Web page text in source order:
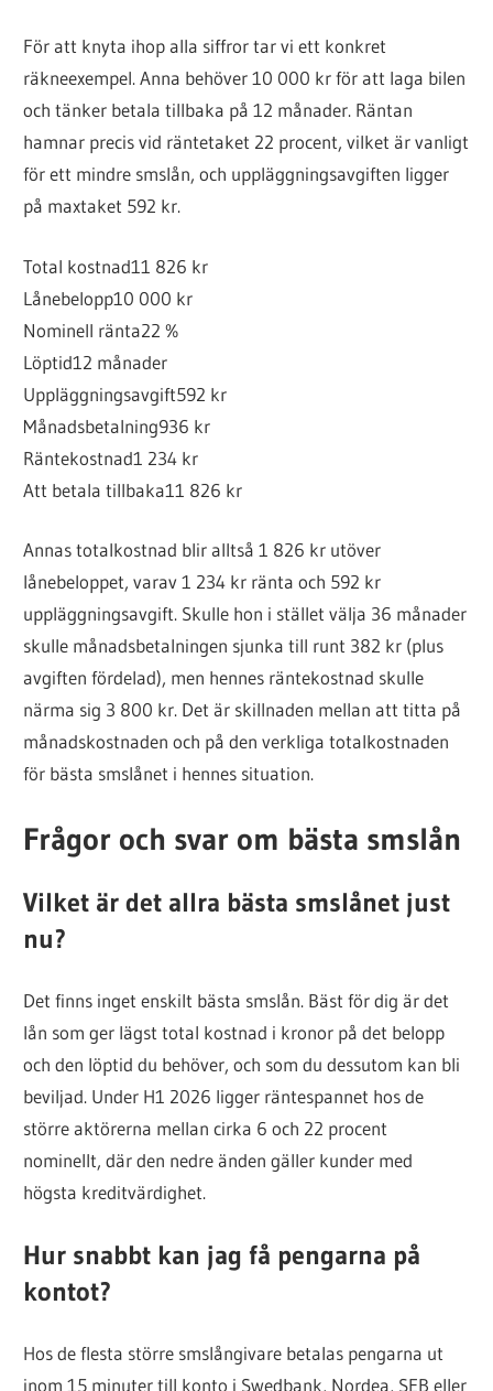
För att knyta ihop alla siffror tar vi ett konkret
räkneexempel. Anna behöver 10 000 kr för att laga bilen
och tänker betala tillbaka på 12 månader. Räntan
hamnar precis vid räntetaket 22 procent, vilket är vanligt
för ett mindre smslån, och uppläggningsavgiften ligger
på maxtaket 592 kr.
Total kostnad11 826 kr
Lånebelopp10 000 kr
Nominell ränta22 %
Löptid12 månader
Uppläggningsavgift592 kr
Månadsbetalning936 kr
Räntekostnad1 234 kr
Att betala tillbaka11 826 kr
Annas totalkostnad blir alltså 1 826 kr utöver
lånebeloppet, varav 1 234 kr ränta och 592 kr
uppläggningsavgift. Skulle hon i stället välja 36 månader
skulle månadsbetalningen sjunka till runt 382 kr (plus
avgiften fördelad), men hennes räntekostnad skulle
närma sig 3 800 kr. Det är skillnaden mellan att titta på
månadskostnaden och på den verkliga totalkostnaden
för bästa smslånet i hennes situation.
Frågor och svar om bästa smslån
Vilket är det allra bästa smslånet just
nu?
Det finns inget enskilt bästa smslån. Bäst för dig är det
lån som ger lägst total kostnad i kronor på det belopp
och den löptid du behöver, och som du dessutom kan bli
beviljad. Under H1 2026 ligger räntespannet hos de
större aktörerna mellan cirka 6 och 22 procent
nominellt, där den nedre änden gäller kunder med
högsta kreditvärdighet.
Hur snabbt kan jag få pengarna på
kontot?
Hos de flesta större smslångivare betalas pengarna ut
inom 15 minuter till konto i Swedbank, Nordea, SEB eller